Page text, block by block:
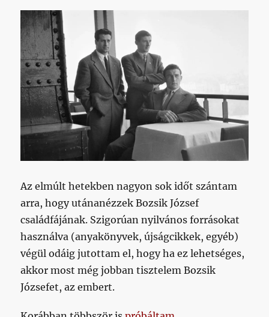
Az elmúlt hetekben nagyon sok időt szántam
arra, hogy utánanézzek Bozsik József
családfájának. Szigorúan nyilvános forrásokat
használva (anyakönyvek, újságcikkek, egyéb)
végül odáig jutottam el, hogy ha ez lehetséges,
akkor most még jobban tisztelem Bozsik
Józsefet, az embert.